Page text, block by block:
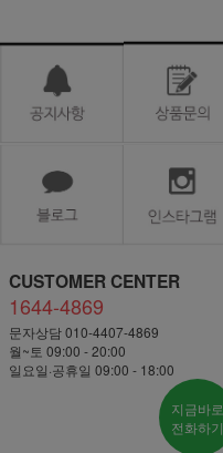
CUSTOMER CENTER
1644-4869
문자상담 010-4407-4869
월~토 09:00 - 20:00
일요일·공휴일 09:00 - 18:00
지금바로
전화하기